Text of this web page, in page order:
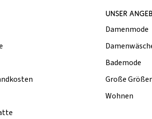
UNSER
Damenmode
Bademode
Große
Wohnen